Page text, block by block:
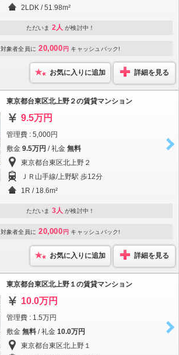
2LDK / 51.98m²
ただいま 2人 が検討中！
対象者全員に 20,000 円 キャッシュバック!
お気に入りに追加 詳細を見る
東京都台東区北上野２の賃貸マンション
9.5万円
管理費 : 5,000円
敷金 9.5万円 / 礼金 無料
東京都台東区北上野２
ＪＲ山手線/上野駅 歩12分
1R / 18.6m²
ただいま 3人 が検討中！
対象者全員に 20,000 円 キャッシュバック!
お気に入りに追加 詳細を見る
東京都台東区北上野１の賃貸マンション
10.0万円
管理費 : 1.5万円
敷金 無料 / 礼金 10.0万円
東京都台東区北上野１